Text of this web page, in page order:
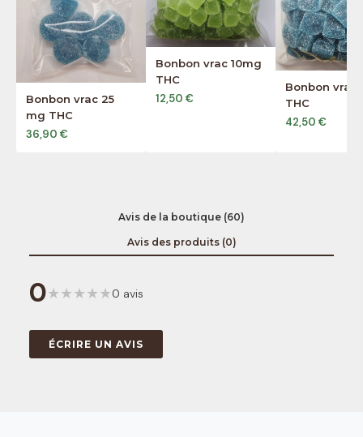
Bonbon vrac 25
mg THC
36,90 €
Bonbon vrac 10mg
THC
12,50 €
Bonbon vrac
THC
42,50 €
Avis de la boutique (60)
Avis des produits (0)
0★★★★★0 avis
ÉCRIRE UN AVIS